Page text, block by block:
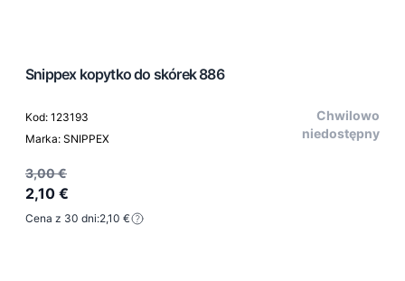
Snippex kopytko do skórek 886
Kod: 123193
Marka: SNIPPEX
Chwilowo
niedostępny
3,00 €
2,10 €
Cena z 30 dni:2,10 €